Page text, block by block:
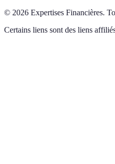
© 2026 Expertises Financières.
Certains liens sont des liens